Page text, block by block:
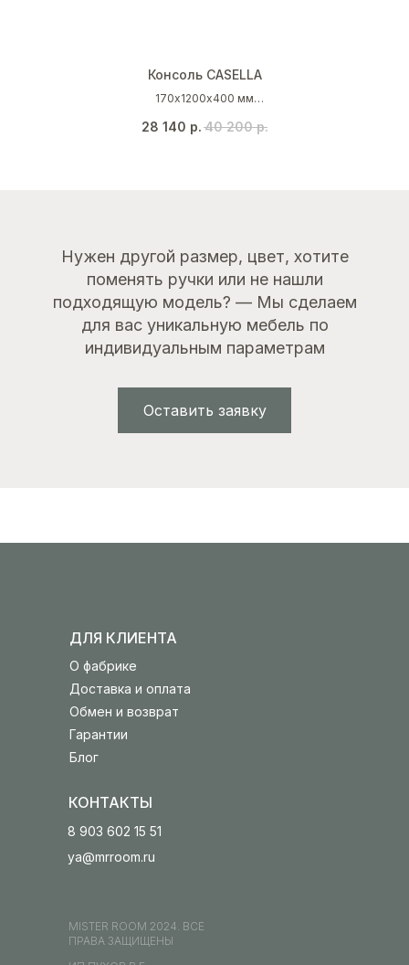
Консоль CASELLA
170х1200х400 мм
28 140 р. 40 200 р.
Нужен другой размер, цвет, хотите
поменять ручки или не нашли
подходящую модель? — Мы сделаем
для вас уникальную мебель по
индивидуальным параметрам
Оставить заявку
Блог
Гарантии
MISTER ROOM 2024. ВСЕ
ПРАВА ЗАЩИЩЕНЫ
Обмен и возврат
Доставка и оплата
О фабрике
ДЛЯ КЛИЕНТА
КОНТАКТЫ
8 903 602 15 51
ya@mrroom.ru